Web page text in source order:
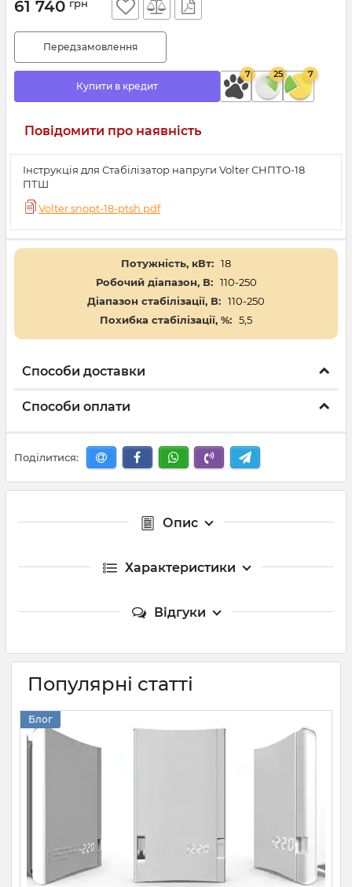
Інструкція для Стабілізатор напруги Volter СНПТО-18
ПТШ
Volter snopt-18-ptsh.pdf
61 740 грн
Передзамовлення
Купити в кредит
7 25 7
Повідомити про наявність
Потужність, кВт: 18
Робочий діапазон, В: 110-250
Діапазон стабілізації, В: 110-250
Похибка стабілізації, %: 5,5
Способи доставки
Способи оплати
Поділитися:
Опис
Характеристики
Відгуки
Популярні статті
Блог